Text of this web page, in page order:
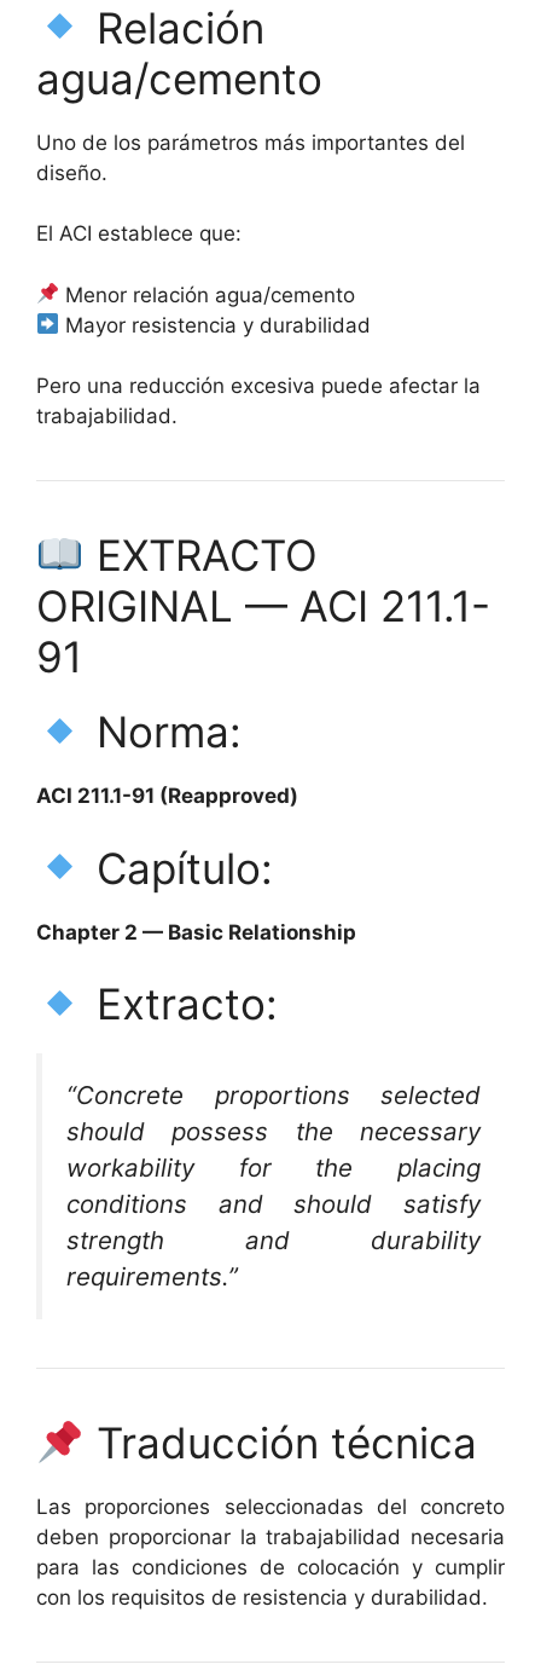
Relación
agua/cemento
Uno de los parámetros más importantes del
diseño.
El ACI establece que:
Menor relación agua/cemento
Mayor resistencia y durabilidad
Pero una reducción excesiva puede afectar la
trabajabilidad.
EXTRACTO
ORIGINAL — ACI 211.1-
91
Norma:
ACI 211.1-91 (Reapproved)
Capítulo:
Chapter 2 — Basic Relationship
Extracto:
“Concrete proportions selected
should possess the necessary
workability for the placing
conditions and should satisfy
strength and durability
requirements.”
Traducción técnica
Las proporciones seleccionadas del concreto
deben proporcionar la trabajabilidad necesaria
para las condiciones de colocación y cumplir
con los requisitos de resistencia y durabilidad.